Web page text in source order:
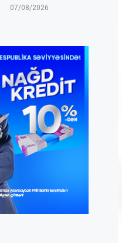
07/08/2026